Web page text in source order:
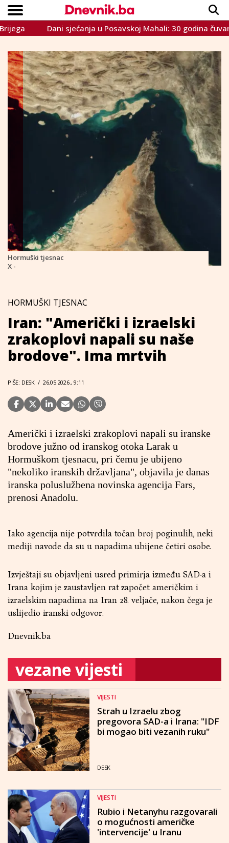
VIJESTI
SPORT
INTERVIEW
TEME
CRNA KRONIKA
LIFESTYLE
Copyright © Dnevnik.ba 2023.
Dani sjećanja u Posavskoj Mahali: 30 godina čuvanja
Hormuški tjesnac
X -
HORMUŠKI TJESNAC
Iran: "Američki i izraelski
zrakoplovi napali su naše
brodove". Ima mrtvih
PIŠE: DESK / 26.05.2026., 9:11
Američki i izraelski zrakoplovi napali su iranske
brodove južno od iranskog otoka Larak u
Hormuškom tjesnacu, pri čemu je ubijeno
"nekoliko iranskih državljana", objavila je danas
iranska poluslužbena novinska agencija Fars,
prenosi Anadolu.
Iako agencija nije potvrdila točan broj poginulih, neki
mediji navode da su u napadima ubijene četiri osobe.
Izvještaji su objavljeni usred primirja između SAD-a i
Irana kojim je zaustavljen rat započet američkim i
izraelskim napadima na Iran 28. veljače, nakon čega je
uslijedio iranski odgovor.
Dnevnik.ba
vezane vijesti
VIJESTI
Strah u Izraelu zbog
pregovora SAD-a i Irana: "IDF
bi mogao biti vezanih ruku"
DESK
VIJESTI
Rubio i Netanyhu razgovarali
o mogućnosti američke
'intervencije' u Iranu